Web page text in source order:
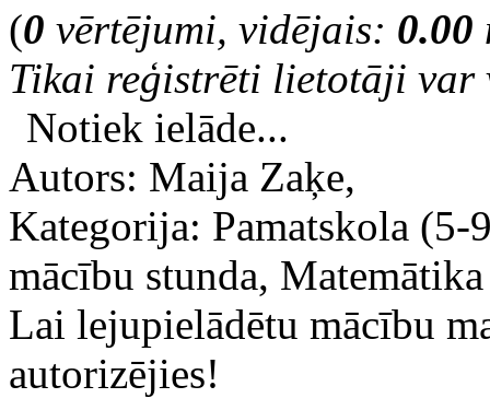
(0 vērtējumi, vidējais: 0.00
Tikai reģistrēti lietotāji var
Notiek ielāde...
Autors: Maija Zaķe,
Kategorija: Pamatskola
mācību stunda,
Lai lejupielādētu mācību
autorizējies!